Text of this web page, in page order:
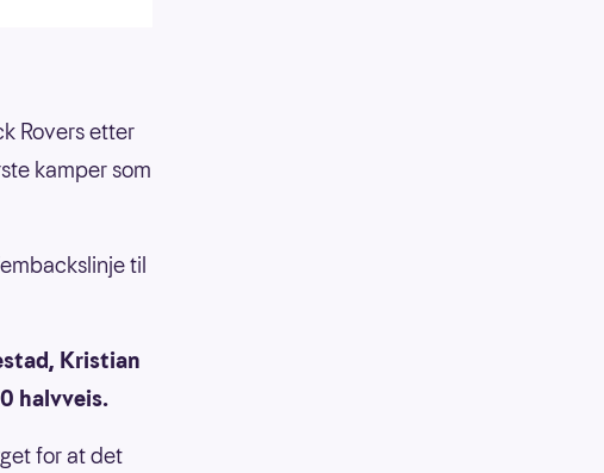
Rovers etter
kamper som
til
Kristian
halvveis.
for at det